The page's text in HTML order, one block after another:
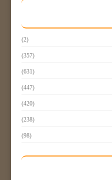
(2)
(357)
(631)
(447)
(420)
(238)
(98)